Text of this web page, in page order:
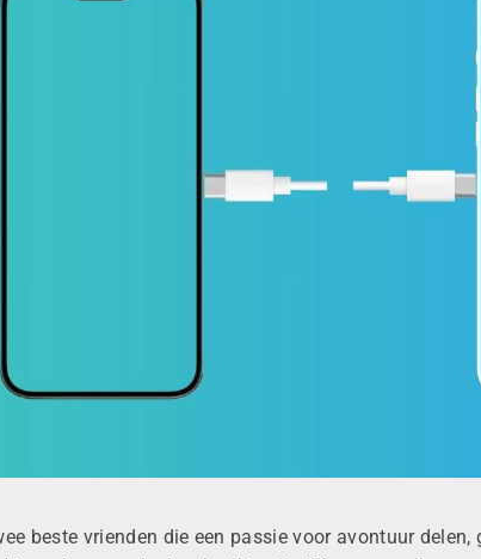
beste vrienden die een passie voor avontuur delen,